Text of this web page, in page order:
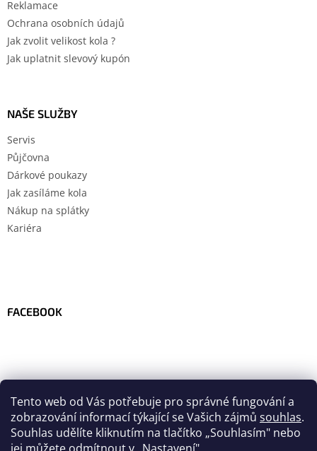
Tento web od Vás potřebuje pro správné fungování a
zobrazování informací týkající se Vašich zájmů souhlas.
Souhlas udělíte kliknutím na tlačítko „Souhlasím" nebo
Reklamace
Ochrana osobních údajů
Jak zvolit velikost kola ?
Jak uplatnit slevový kupón
NAŠE SLUŽBY
Servis
Půjčovna
Dárkové poukazy
Jak zasíláme kola
Nákup na splátky
Kariéra
FACEBOOK